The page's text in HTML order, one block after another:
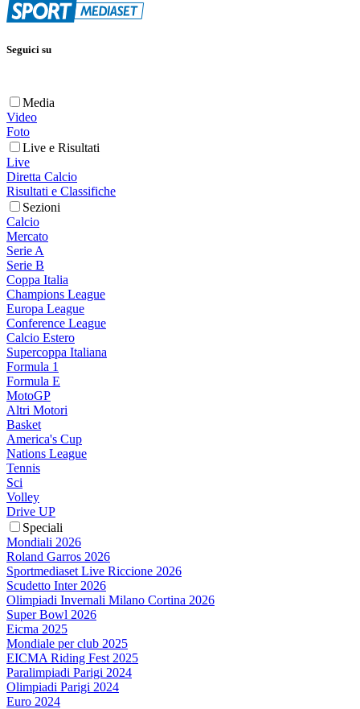
Seguici su
Media
Video
Foto
Live e Risultati
Live
Diretta Calcio
Risultati e Classifiche
Sezioni
Calcio
Mercato
Serie A
Serie B
Coppa Italia
Champions League
Europa League
Conference League
Calcio Estero
Supercoppa Italiana
Formula 1
Formula E
MotoGP
Altri Motori
Basket
America's Cup
Nations League
Tennis
Sci
Volley
Drive UP
Speciali
Mondiali 2026
Roland Garros 2026
Sportmediaset Live Riccione 2026
Scudetto Inter 2026
Olimpiadi Invernali Milano Cortina 2026
Super Bowl 2026
Eicma 2025
Mondiale per club 2025
EICMA Riding Fest 2025
Paralimpiadi Parigi 2024
Olimpiadi Parigi 2024
Euro 2024